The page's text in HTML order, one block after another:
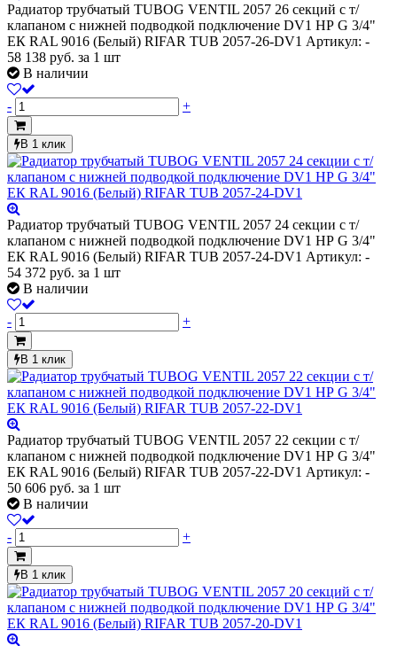
Радиатор трубчатый TUBOG VENTIL 2057 26 секций с т/
клапаном с нижней подводкой подключение DV1 НР G 3/4"
ЕК RAL 9016 (Белый) RIFAR TUB 2057-26-DV1 Артикул: -
58 138 руб. за 1 шт
В наличии
- +
В 1 клик
Радиатор трубчатый TUBOG VENTIL 2057 24 секции с т/
клапаном с нижней подводкой подключение DV1 НР G 3/4"
ЕК RAL 9016 (Белый) RIFAR TUB 2057-24-DV1 Артикул: -
54 372 руб. за 1 шт
В наличии
- +
В 1 клик
Радиатор трубчатый TUBOG VENTIL 2057 22 секции с т/
клапаном с нижней подводкой подключение DV1 НР G 3/4"
ЕК RAL 9016 (Белый) RIFAR TUB 2057-22-DV1 Артикул: -
50 606 руб. за 1 шт
В наличии
- +
В 1 клик